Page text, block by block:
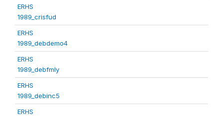
ERHS
1989_crisfud
ERHS
1989_debdemo4
ERHS
1989_debfmly
ERHS
1989_debinc5
ERHS